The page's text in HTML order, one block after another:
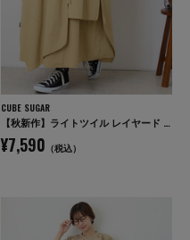
CUBE SUGAR
【秋新作】ライトツイル レイヤード 変形 スカート
¥7,590 （税込）